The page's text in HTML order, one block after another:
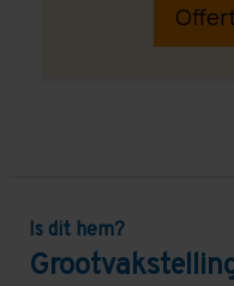
Is dit hem?